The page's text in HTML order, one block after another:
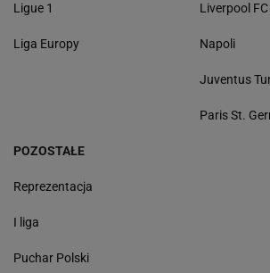
Ligue 1
Liga Europy
Liverpool FC
Napoli
Juventus
Paris St.
POZOSTAŁE
Reprezentacja
I liga
Puchar Polski